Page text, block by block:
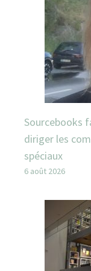
Sourcebooks
diriger les
spéciaux
6 août 2026